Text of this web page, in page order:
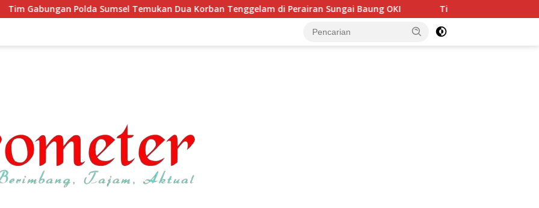
Temukan Dua Korban Tenggelam di Perairan Sungai Baung OKI Tim E-Sport Perwakilan Polda Sumsel Melaju ke